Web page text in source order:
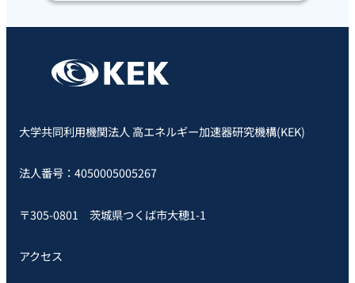
大学共同利用機関法人 高エネルギー加速器研究機構(KEK)
法人番号：4050005005267
〒305-0801 茨城県つくば市大穂1-1
アクセス